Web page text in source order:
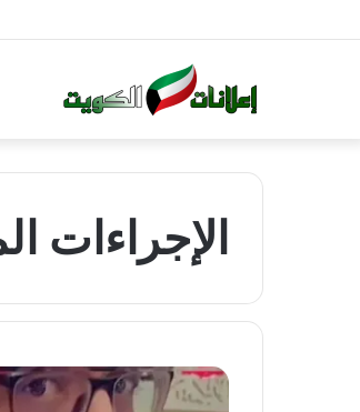
الإجراءات